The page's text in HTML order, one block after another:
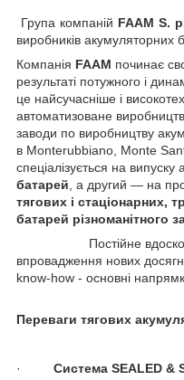
Група компаній FAAM S.
виробників
Компанія FAAM починає
результаті потужного і
це найсучасніше і
автоматизоване
заводи по виробництву
в Monterubbiano, Monte
спеціалізується на випуску
батарей , а другий ― на
тягових і стаціонарних,
батарей різноманітного
Постійне
впровадження нових
know-how - основні
Переваги тягових
· Система SEALED &